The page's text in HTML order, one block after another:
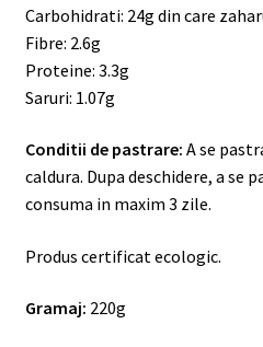
Carbohidrati: 24g din care
Fibre: 2.6g
Proteine: 3.3g
Saruri: 1.07g
Conditii de pastrare: A se
caldura. Dupa deschidere, a se
consuma in maxim 3 zile.
Produs certificat ecologic.
Gramaj: 220g